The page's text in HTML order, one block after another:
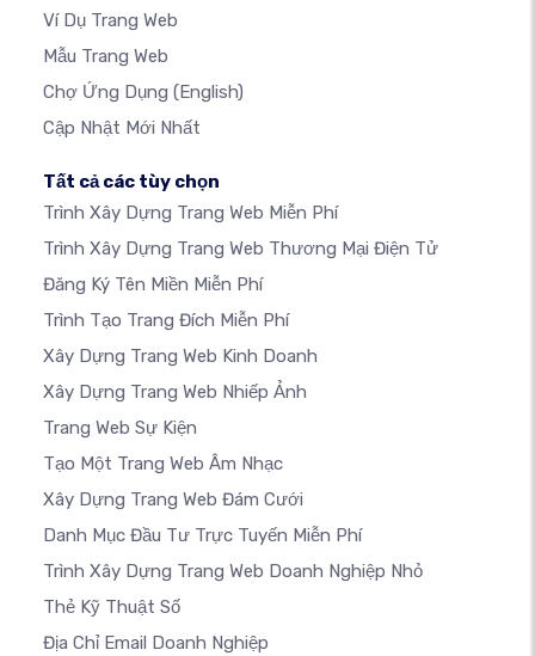
Ví Dụ Trang Web
Mẫu Trang Web
Chợ Ứng Dụng (English)
Cập Nhật Mới Nhất
Tất cả các tùy chọn
Trình Xây Dựng Trang Web Miễn Phí
Trình Xây Dựng Trang Web Thương Mại Điện Tử
Đăng Ký Tên Miền Miễn Phí
Trình Tạo Trang Đích Miễn Phí
Xây Dựng Trang Web Kinh Doanh
Xây Dựng Trang Web Nhiếp Ảnh
Trang Web Sự Kiện
Tạo Một Trang Web Âm Nhạc
Xây Dựng Trang Web Đám Cưới
Danh Mục Đầu Tư Trực Tuyến Miễn Phí
Trình Xây Dựng Trang Web Doanh Nghiệp Nhỏ
Thẻ Kỹ Thuật Số
Địa Chỉ Email Doanh Nghiệp